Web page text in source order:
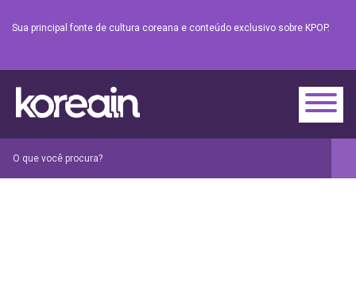
Sua principal fonte de cultura coreana e conteúdo exclusivo sobre KPOP.